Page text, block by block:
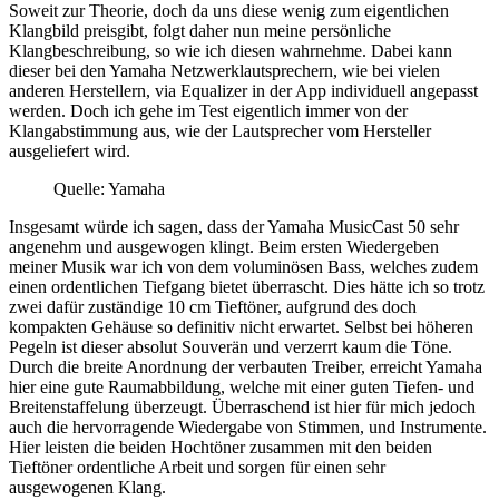
Soweit zur Theorie, doch da uns diese wenig zum eigentlichen
Klangbild preisgibt, folgt daher nun meine persönliche
Klangbeschreibung, so wie ich diesen wahrnehme. Dabei kann
dieser bei den Yamaha Netzwerklautsprechern, wie bei vielen
anderen Herstellern, via Equalizer in der App individuell angepasst
werden. Doch ich gehe im Test eigentlich immer von der
Klangabstimmung aus, wie der Lautsprecher vom Hersteller
ausgeliefert wird.
Quelle: Yamaha
Insgesamt würde ich sagen, dass der Yamaha MusicCast 50 sehr
angenehm und ausgewogen klingt. Beim ersten Wiedergeben
meiner Musik war ich von dem voluminösen Bass, welches zudem
einen ordentlichen Tiefgang bietet überrascht. Dies hätte ich so trotz
zwei dafür zuständige 10 cm Tieftöner, aufgrund des doch
kompakten Gehäuse so definitiv nicht erwartet. Selbst bei höheren
Pegeln ist dieser absolut Souverän und verzerrt kaum die Töne.
Durch die breite Anordnung der verbauten Treiber, erreicht Yamaha
hier eine gute Raumabbildung, welche mit einer guten Tiefen- und
Breitenstaffelung überzeugt. Überraschend ist hier für mich jedoch
auch die hervorragende Wiedergabe von Stimmen, und Instrumente.
Hier leisten die beiden Hochtöner zusammen mit den beiden
Tieftöner ordentliche Arbeit und sorgen für einen sehr
ausgewogenen Klang.